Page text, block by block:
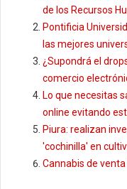
de los Recursos
Pontificia
las mejores
¿Supondrá el
comercio
Lo que necesitas
online evitando
Piura: realizan
'cochinilla' en
Cannabis de venta